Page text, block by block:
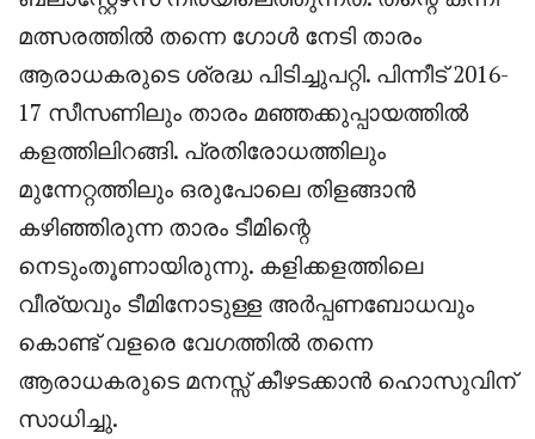
മത്സരത്തിൽ തന്നെ ഗോൾ നേടി താരം
ആരാധകരുടെ ശ്രദ്ധ പിടിച്ചുപറ്റി. പിന്നീട് 2016-
17 സീസണിലും താരം മഞ്ഞക്കുപ്പായത്തിൽ
കളത്തിലിറങ്ങി. പ്രതിരോധത്തിലും
മുന്നേറ്റത്തിലും ഒരുപോലെ തിളങ്ങാൻ
കഴിഞ്ഞിരുന്ന താരം ടീമിന്റെ
നെടുംതൂണായിരുന്നു. കളിക്കളത്തിലെ
വീര്യവും ടീമിനോടുള്ള അർപ്പണബോധവും
കൊണ്ട് വളരെ വേഗത്തിൽ തന്നെ
ആരാധകരുടെ മനസ്സ് കീഴടക്കാൻ ഹൊസുവിന്
സാധിച്ചു.